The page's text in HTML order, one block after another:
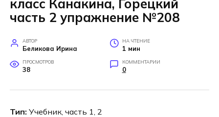
класс Канакина, Горецкий
часть 2 упражнение №208
АВТОР
Беликова Ирина
НА ЧТЕНИЕ
1 мин
ПРОСМОТРОВ
38
КОММЕНТАРИИ
0
Тип: Учебник, часть 1, 2